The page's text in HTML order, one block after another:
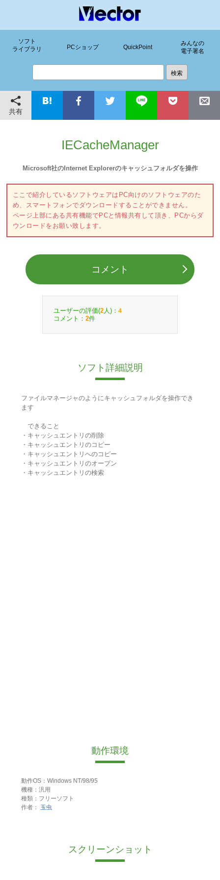
ソフト
ライブラリ
PCショップ QuickPoint
みんなの
電子署名
共有
IECacheManager
Microsoft社のInternet Explorerのキャッシュフォルダを操作
ここで紹介しているソフトウェアはPC向けのソフトウェアのた
め、スマートフォンでダウンロードすることができません。
ページ上部にある共有機能でPCと情報共有して頂き、PCからダ
ウンロードをお願い致します。
コメント
ユーザーの評価(2 人)： 4
コメント： 2件
ソフト詳細説明
ファイルマネージャのようにキャッシュフォルダを操作でき
ます
できること
・キャッシュエントリの削除
・キャッシュエントリのコピー
・キャッシュエントリへのコピー
・キャッシュエントリのオープン
・キャッシュエントリの検索
動作環境
動作OS：Windows NT/98/95
機種：汎用
種類：フリーソフト
作者：
玉虫
スクリーンショット